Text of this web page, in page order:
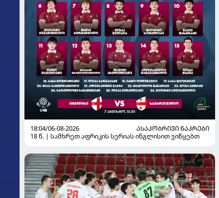
18:04/06-08-2026
ᲐᲡᲐᲙᲝᲑᲠᲘᲕᲘ ᲜᲐᲙᲠᲔᲑᲘ
18 წ. | სამხრეთ აფრიკის სერიას ინგლისით ვიწყებთ